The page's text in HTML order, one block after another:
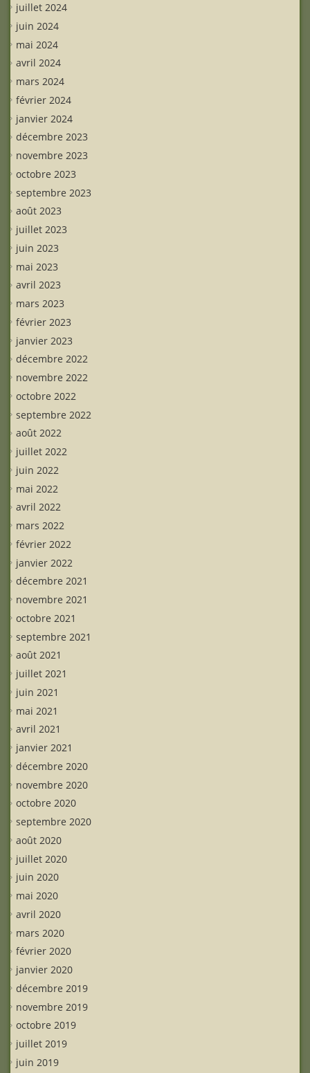
juillet 2024
juin 2024
mai 2024
avril 2024
mars 2024
février 2024
janvier 2024
décembre 2023
novembre 2023
octobre 2023
septembre 2023
août 2023
juillet 2023
juin 2023
mai 2023
avril 2023
mars 2023
février 2023
janvier 2023
décembre 2022
novembre 2022
octobre 2022
septembre 2022
août 2022
juillet 2022
juin 2022
mai 2022
avril 2022
mars 2022
février 2022
janvier 2022
décembre 2021
novembre 2021
octobre 2021
septembre 2021
août 2021
juillet 2021
juin 2021
mai 2021
avril 2021
janvier 2021
décembre 2020
novembre 2020
octobre 2020
septembre 2020
août 2020
juillet 2020
juin 2020
mai 2020
avril 2020
mars 2020
février 2020
janvier 2020
décembre 2019
novembre 2019
octobre 2019
juillet 2019
juin 2019